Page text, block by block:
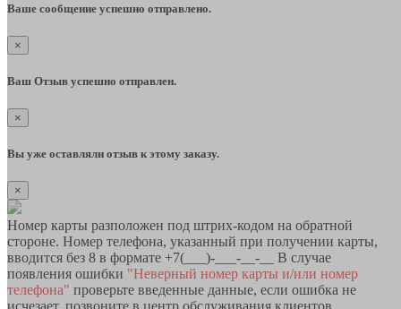
Ваше сообщение успешно отправлено.
×
Ваш Отзыв успешно отправлен.
×
Вы уже оставляли отзыв к этому заказу.
×
Номер карты разположен под штрих-кодом на обратной
стороне. Номер телефона, указанный при получении карты,
вводится без 8 в формате +7(___)-___-__-__ В случае
появления ошибки "Неверный номер карты и/или номер
телефона" проверьте введенные данные, если ошибка не